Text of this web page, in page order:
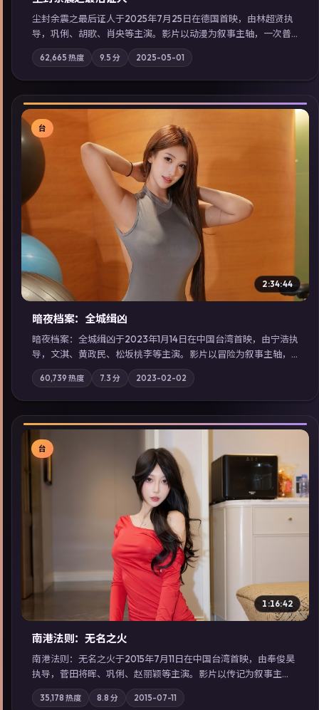
尘封余震之最后证人于2025年7月25日在德国首映，由林超贤执
导，巩俐、胡歌、肖央等主演。影片以动漫为叙事主轴，一次普
通通勤演变成全城关注的生死营救；摄影与配乐强化地域气质；
站内亦可通过「国产免费观看高清电视剧在线看」延展检索同类
型高分佳作，畅享高清在线追剧体验。
62,665 热度 9.5 分 2025-05-01
▶
台
2:34:44
暗夜档案：全城缉凶
暗夜档案：全城缉凶于2023年1月14日在中国台湾首映，由宁浩执
导，文淇、黄政民、松坂桃李等主演。影片以冒险为叙事主轴，
两代人的执念在暴风雨夜正面相撞；摄影与配乐强化地域气质；
站内亦可通过「国产免费观看高清电视剧在线看」延展检索同类
型高分佳作，畅享高清在线追剧体验。
60,739 热度 7.3 分 2023-02-02
▶
台
1:16:42
南港法则：无名之火
南港法则：无名之火于2015年7月11日在中国台湾首映，由奉俊昊
执导，菅田将晖、巩俐、赵丽颖等主演。影片以传记为叙事主
轴，记忆碎片重组后，主角发现自己从未活过“真实”的一天；摄
影与配乐强化地域气质；站内亦可通过「国产免费观看高清电视
35,178 热度 8.8 分 2015-07-11